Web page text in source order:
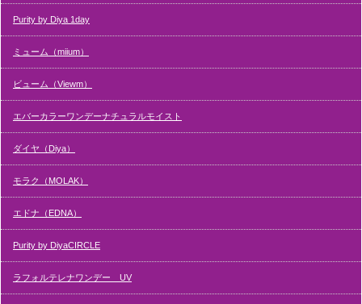
Purity by Diya 1day
ミューム（miium）
ビューム（Viewm）
エバーカラーワンデーナチュラルモイスト
ダイヤ（Diya）
モラク（MOLAK）
エドナ（EDNA）
Purity by DiyaCIRCLE
ラフォルテレナワンデー UV